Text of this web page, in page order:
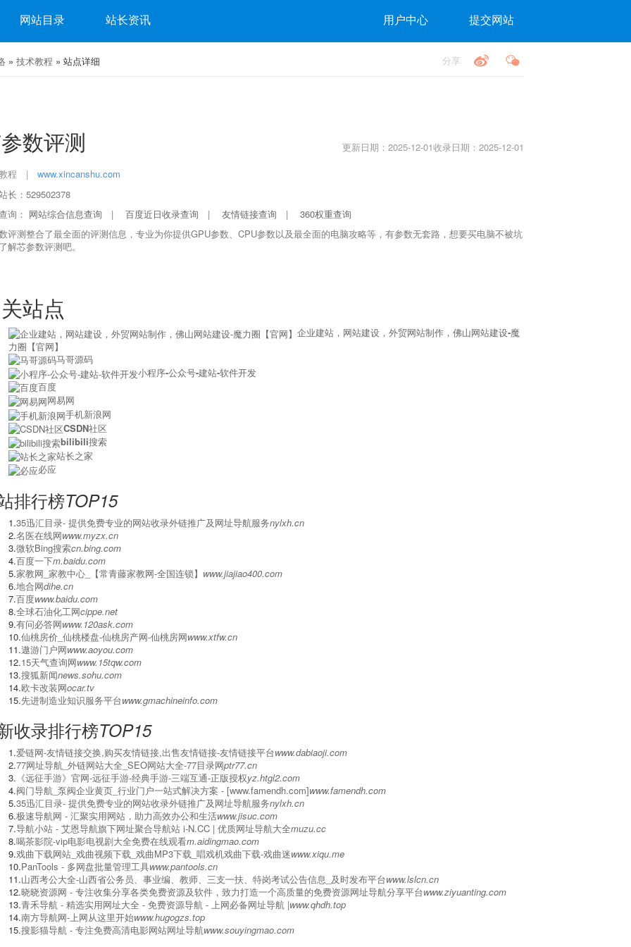
网站目录 站长资讯 用户中心 提交网站
分享
» 技术教程 » 站点详细
收录日期：2025-12-01
更新日期：2025-12-01
数评测
程 |
www.xincanshu.com
长：529502378
询： 网站综合信息查询 | 百度近日收录查询 | 友情链接查询 | 360权重查询
评测整合了最全面的评测信息，专业为你提供GPU参数、CPU参数以及最全面的电脑攻略等，有参数无套路，想要买电脑不被坑
解芯参数评测吧。
站点
企业建站，网站建设，外贸网站制作，佛山网站建设-魔
力圈【官网】
马哥源码
小程序-公众号-建站-软件开发
百度
网易网
手机新浪网
CSDN社区
bilibili搜索
站长之家
必应
排行榜TOP15
1.‌35迅汇目录- 提供免费专业的网站收录外链推广及网址导航服务nylxh.cn
2.名医在线网www.myzx.cn
3.微软Bing搜索cn.bing.com
4.百度一下m.baidu.com
5.家教网_家教中心_【常青藤家教网-全国连锁】 www.jiajiao400.com
6.地合网dihe.cn
7.百度www.baidu.com
8.全球石油化工网cippe.net
9.有问必答网www.120ask.com
10.仙桃房价_仙桃楼盘-仙桃房产网-仙桃房网www.xtfw.cn
11.遨游门户网www.aoyou.com
12.15天气查询网www.15tqw.com
13.搜狐新闻news.sohu.com
14.欧卡改装网ocar.tv
15.先进制造业知识服务平台www.gmachineinfo.com
收录排行榜TOP15
1.爱链网-友情链接交换,购买友情链接,出售友情链接-友情链接平台www.dabiaoji.com
2.77网址导航_外链网站大全_SEO网站大全-77目录网ptr77.cn
3. 《远征手游》官网-远征手游-经典手游-三端互通-正版授权yz.htgl2.com
4.阀门导航_泵阀企业黄页_行业门户一站式解决方案 - [www.famendh.com]www.famendh.com
5.‌35迅汇目录- 提供免费专业的网站收录外链推广及网址导航服务nylxh.cn
6.极速导航网 - 汇聚实用网站，助力高效办公和生活www.jisuc.com
7.导航小站 - 艾恩导航旗下网址聚合导航站 i-N.CC | 优质网址导航大全muzu.cc
8.喝茶影院-vip电影电视剧大全免费在线观看m.aidingmao.com
9.戏曲下载网站_戏曲视频下载_戏曲MP3下载_唱戏机戏曲下载-戏曲迷www.xiqu.me
10.PanTools - 多网盘批量管理工具www.pantools.cn
11.山西考公大全-山西省公务员、事业编、教师、三支一扶、特岗考试公告信息_及时发布平台www.lslcn.cn
12.晓晓资源网 - 专注收集分享各类免费资源及软件，致力打造一个高质量的免费资源网址导航分享平台www.ziyuanting.com
13.青禾导航 - 精选实用网址大全 - 免费资源导航 - 上网必备网址导航 |www.qhdh.top
14.南方导航网-上网从这里开始www.hugogzs.top
15.搜影猫导航 - 专注免费高清电影网站网址导航www.souyingmao.com